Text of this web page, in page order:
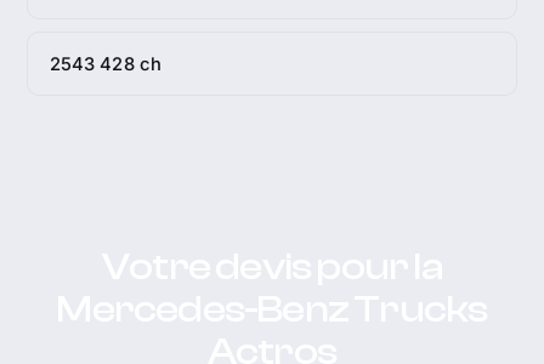
2543 428 ch